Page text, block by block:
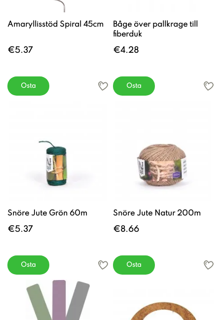
Amaryllisstöd Spiral 45cm
€5.37
Osta
Båge över pallkrage till
fiberduk
€4.28
Osta
Snöre Jute Grön 60m
€5.37
Osta
Snöre Jute Natur 200m
€8.66
Osta